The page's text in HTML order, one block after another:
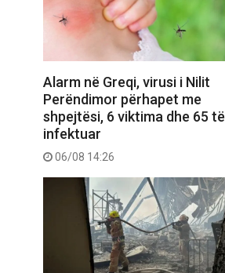
Alarm në Greqi, virusi i Nilit
Perëndimor përhapet me
shpejtësi, 6 viktima dhe 65 të
infektuar
06/08 14:26